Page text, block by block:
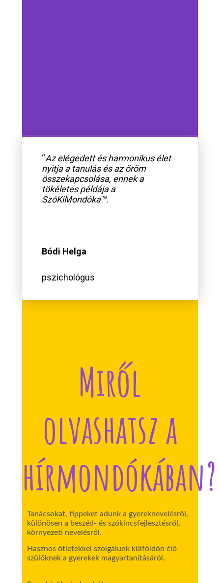
“Az elégedett és harmonikus élet
nyitja a tanulás és az öröm
összekapcsolása, ennek a
tökéletes példája a
SzóKiMondóka™.
Bódi Helga
pszichológus
Miről
olvashatsz a
hírmondókában?
Tanácsokat, tippeket adunk a gyereknevelésről,
különösen a beszéd- és szókincsfejlesztésről,
környezeti nevelésről.
Hasznos ötletekkel szolgálunk külföldön élő
szülőknek a gyerekek magyartanításáról.